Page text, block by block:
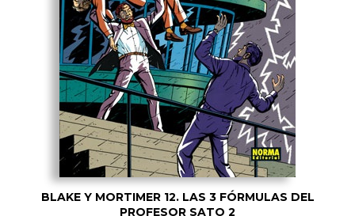
BLAKE Y MORTIMER 12. LAS 3 FÓRMULAS DEL
PROFESOR SATO 2